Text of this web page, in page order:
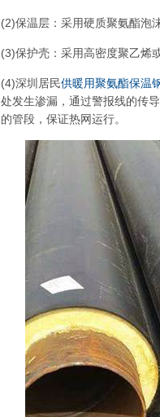
(2)保温层：采用硬质聚氨酯泡
(3)保护壳：采用高密度聚乙烯
(4)深圳居民供暖用聚氨酯保温
处发生渗漏，通过警报线的传
的管段，保证热网运行。